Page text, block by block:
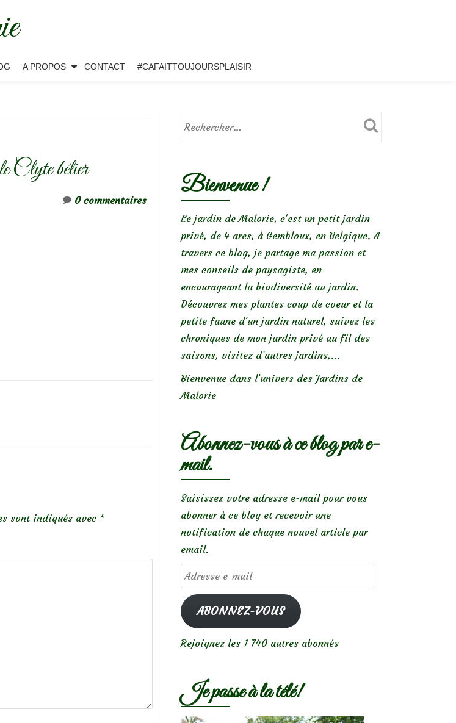
A PROPOS CONTACT #CAFAITTOUJOURSPLAISIR
Clyte bélier
0 commentaires
sont indiqués avec *
Bienvenue !
Le jardin de Malorie, c'est un petit jardin
privé, de 4 ares, à Gembloux, en Belgique. A
travers ce blog, je partage ma passion et
mes conseils de paysagiste, en
encourageant la biodiversité au jardin.
Découvrez mes plantes coup de coeur et la
petite faune d’un jardin naturel, suivez les
chroniques de mon jardin privé au fil des
saisons, visitez d’autres jardins,...
Bienvenue dans l’univers des Jardins de
Malorie
Abonnez-vous à ce blog par e-
mail.
Saisissez votre adresse e-mail pour vous
abonner à ce blog et recevoir une
notification de chaque nouvel article par
email.
Adresse
e-
mailABONNEZ-VOUS
Rejoignez les 1 740 autres abonnés
Je passe à la télé!